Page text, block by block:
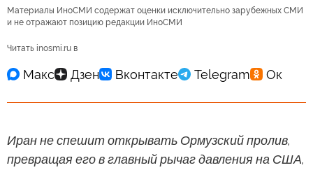
Материалы ИноСМИ содержат оценки исключительно зарубежных СМИ
и не отражают позицию редакции ИноСМИ
Читать inosmi.ru в
Иран не спешит открывать Ормузский пролив,
превращая его в главный рычаг давления на США,